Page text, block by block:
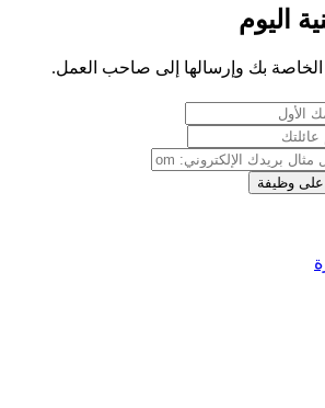
اليوم
بك وإرسالها إلى صاحب العمل.
على وظيفة